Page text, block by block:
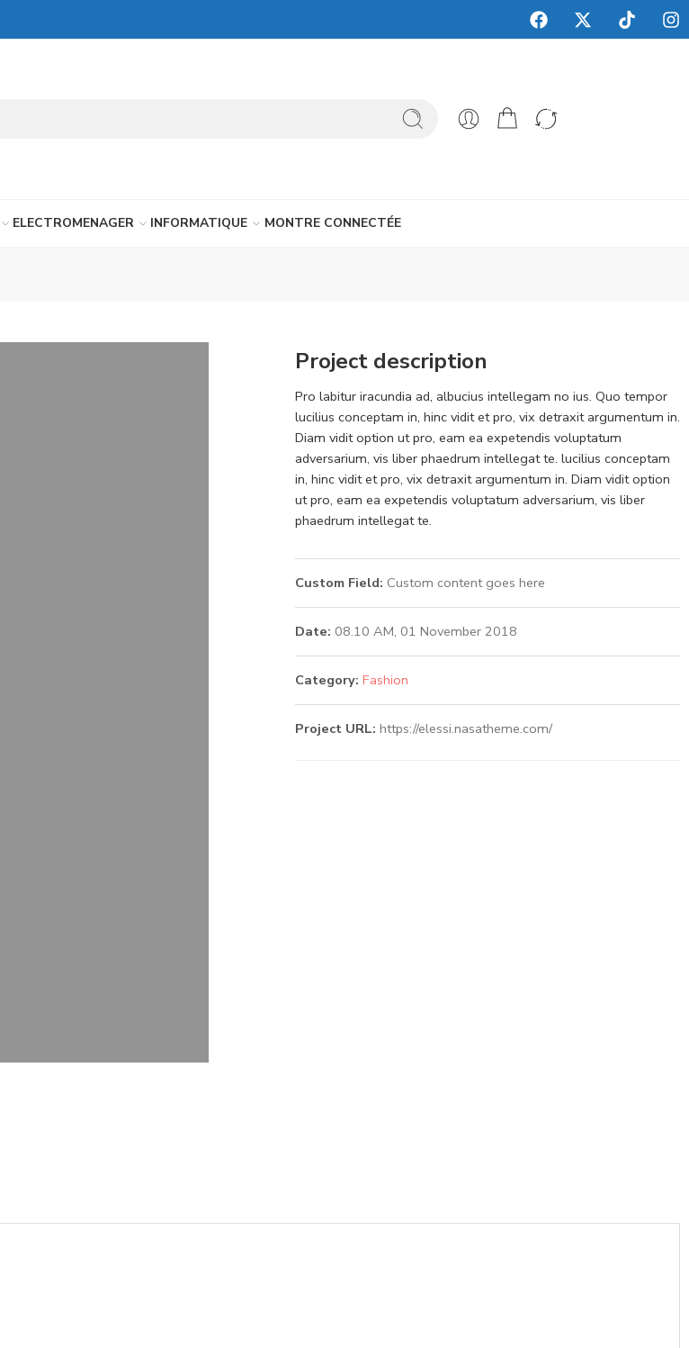
ELECTROMENAGER INFORMATIQUE MONTRE CONNECTÉE
Project description
Pro labitur iracundia ad, albucius intellegam no ius. Quo tempor
lucilius conceptam in, hinc vidit et pro, vix detraxit argumentum in.
Diam vidit option ut pro, eam ea expetendis voluptatum
adversarium, vis liber phaedrum intellegat te. lucilius conceptam
in, hinc vidit et pro, vix detraxit argumentum in. Diam vidit option
ut pro, eam ea expetendis voluptatum adversarium, vis liber
phaedrum intellegat te.
Custom Field: Custom content goes here
Date: 08.10 AM, 01 November 2018
Category: Fashion
Project URL: https://elessi.nasatheme.com/